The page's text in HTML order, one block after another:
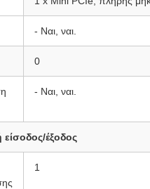
Προϊόντα
- Ναι, ναι.
0
- Ναι, ναι.
έξοδος
1